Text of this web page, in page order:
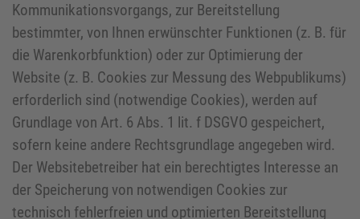
Kommunikationsvorgangs, zur Bereitstellung
bestimmter, von Ihnen erwünschter Funktionen (z. B. für
die Warenkorbfunktion) oder zur Optimierung der
Website (z. B. Cookies zur Messung des Webpublikums)
erforderlich sind (notwendige Cookies), werden auf
Grundlage von Art. 6 Abs. 1 lit. f DSGVO gespeichert,
sofern keine andere Rechtsgrundlage angegeben wird.
Der Websitebetreiber hat ein berechtigtes Interesse an
der Speicherung von notwendigen Cookies zur
technisch fehlerfreien und optimierten Bereitstellung